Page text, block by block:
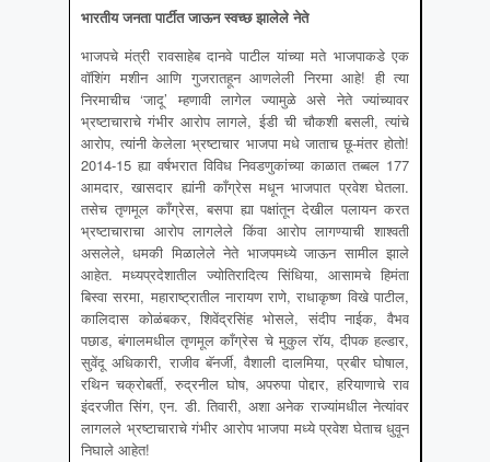
भारतीय जनता पार्टीत जाऊन स्वच्छ झालेले नेते
भाजपचे मंत्री रावसाहेब दानवे पाटील यांच्या मते भाजपाकडे एक
वॉशिंग मशीन आणि गुजरातहून आणलेली निरमा आहे! ही त्या
निरमाचीच ‘जादू’ म्हणावी लागेल ज्यामुळे असे नेते ज्यांच्यावर
भ्रष्टाचाराचे गंभीर आरोप लागले, ईडी ची चौकशी बसली, त्यांचे
आरोप, त्यांनी केलेला भ्रष्टाचार भाजपा मधे जाताच छू-मंतर होतो!
2014-15 ह्या वर्षभरात विविध निवडणुकांच्या काळात तब्बल 177
आमदार, खासदार ह्यांनी काँग्रेस मधून भाजपात प्रवेश घेतला.
तसेच तृणमूल काँग्रेस, बसपा ह्या पक्षांतून देखील पलायन करत
भ्रष्टाचाराचा आरोप लागलेले किंवा आरोप लागण्याची शाश्वती
असलेले, धमकी मिळालेले नेते भाजपमध्ये जाऊन सामील झाले
आहेत. मध्यप्रदेशातील ज्योतिरादित्य सिंधिया, आसामचे हिमंता
बिस्वा सरमा, महाराष्ट्रातील नारायण राणे, राधाकृष्ण विखे पाटील,
कालिदास कोळंबकर, शिवेंद्रसिंह भोसले, संदीप नाईक, वैभव
पछाड, बंगालमधील तृणमूल काँग्रेस चे मुकुल रॉय, दीपक हल्डार,
सुवेंदू अधिकारी, राजीव बॅनर्जी, वैशाली दालमिया, प्रबीर घोषाल,
रथिन चक्रोबर्ती, रुद्रनील घोष, अपरुपा पोद्दार, हरियाणाचे राव
इंदरजीत सिंग, एन. डी. तिवारी, अशा अनेक राज्यांमधील नेत्यांवर
लागलले भ्रष्टाचाराचे गंभीर आरोप भाजपा मध्ये प्रवेश घेताच धुवून
निघाले आहेत!